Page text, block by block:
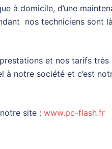
à domicile, d’une
nos techniciens sont là
et nos tarifs très
à notre société et c’est
site : www.pc-flash.fr